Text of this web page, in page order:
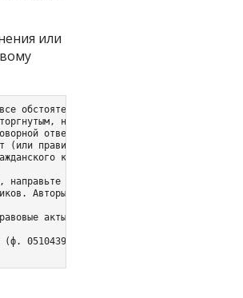
или
обстоятельства дела и отразить их в
не является обязанностью
ответственности (и/или
(или правила его определения), когда
кодекса Российской Федерации.
ему ссылку на электронную форму
Авторы данного письма не несут
акты, формы, статьи, консультации
(ф. 0510439). В графе 6 раздела 1